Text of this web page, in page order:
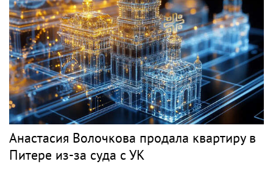
Анастасия Волочкова продала квартиру в
Питере из-за суда с УК